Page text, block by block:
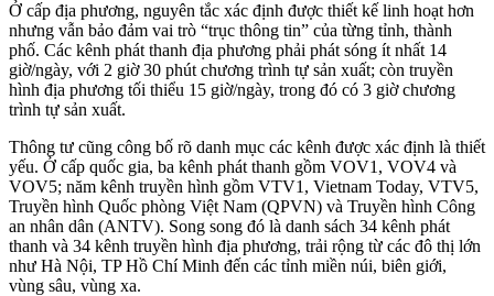
Ở cấp địa phương, nguyên tắc xác định được thiết kế linh hoạt hơn
nhưng vẫn bảo đảm vai trò “trục thông tin” của từng tỉnh, thành
phố. Các kênh phát thanh địa phương phải phát sóng ít nhất 14
giờ/ngày, với 2 giờ 30 phút chương trình tự sản xuất; còn truyền
hình địa phương tối thiểu 15 giờ/ngày, trong đó có 3 giờ chương
trình tự sản xuất.
Thông tư cũng công bố rõ danh mục các kênh được xác định là thiết
yếu. Ở cấp quốc gia, ba kênh phát thanh gồm VOV1, VOV4 và
VOV5; năm kênh truyền hình gồm VTV1, Vietnam Today, VTV5,
Truyền hình Quốc phòng Việt Nam (QPVN) và Truyền hình Công
an nhân dân (ANTV). Song song đó là danh sách 34 kênh phát
thanh và 34 kênh truyền hình địa phương, trải rộng từ các đô thị lớn
như Hà Nội, TP Hồ Chí Minh đến các tỉnh miền núi, biên giới,
vùng sâu, vùng xa.